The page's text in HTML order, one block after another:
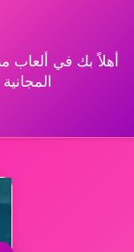
أهلاً بك في